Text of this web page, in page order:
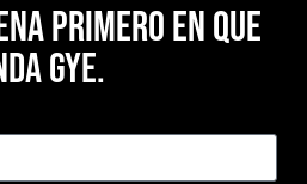
primero en Que
Gye.